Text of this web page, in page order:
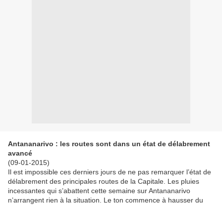
Antananarivo : les routes sont dans un état de délabrement
avancé
(09-01-2015)
Il est impossible ces derniers jours de ne pas remarquer l’état de
délabrement des principales routes de la Capitale. Les pluies
incessantes qui s’abattent cette semaine sur Antananarivo
n’arrangent rien à la situation. Le ton commence à hausser du